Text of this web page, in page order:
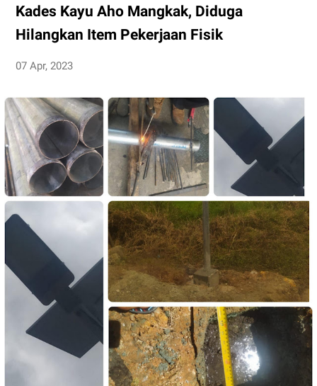
Kades Kayu Aho Mangkak, Diduga
Hilangkan Item Pekerjaan Fisik
07 Apr, 2023